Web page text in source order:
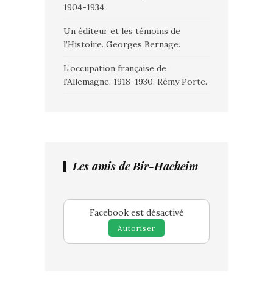
1904-1934.
Un éditeur et les témoins de
l’Histoire. Georges Bernage.
L’occupation française de
l’Allemagne. 1918-1930. Rémy Porte.
Les amis de Bir-Hacheim
Facebook est désactivé
Autoriser